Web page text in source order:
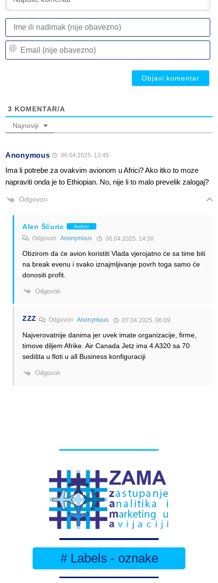
3 KOMENTAR/A
Najnoviji
Anonymous 06.04.2025. 13:45
Ima li potrebe za ovakvim avionom u Africi? Ako itko to moze
napraviti onda je to Ethiopian. No, nije li to malo prevelik zalogaj?
Odgovori
Alen Šćuric Author
Odgovori Anonymous 06.04.2025. 14:38
Obzirom da će avion koristiti Vlada vjerojatno će sa time biti
na break evenu i svako iznajmljivanje povrh toga samo će
donositi profit.
Odgovori
ZZZ OdgovoriAnonymous 07.04.2025. 06:09
Najverovatnije danima jer uvek imate organizacije, firme,
timove diljem Afrike. Air Canada Jetz ima 4 A320 sa 70
sedišta u floti u all Business konfiguraciji
Odgovori
# Labels - oznake